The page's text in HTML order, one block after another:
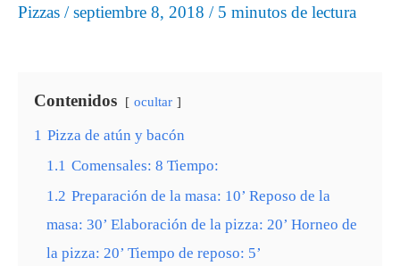
Pizzas /septiembre 8, 2018 / 5 minutos de lectura
Contenidos ocultar
1 Pizza de atún y bacón
1.1 Comensales: 8 Tiempo:
1.2 Preparación de la masa: 10’ Reposo de la
masa: 30’ Elaboración de la pizza: 20’ Horneo de
la pizza: 20’ Tiempo de reposo: 5’